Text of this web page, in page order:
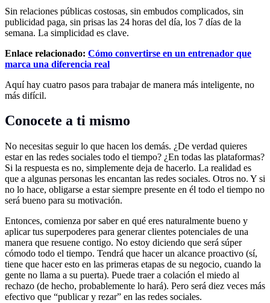
Sin relaciones públicas costosas, sin embudos complicados, sin
publicidad paga, sin prisas las 24 horas del día, los 7 días de la
semana. La simplicidad es clave.
Enlace relacionado: Cómo convertirse en un entrenador que
marca una diferencia real
Aquí hay cuatro pasos para trabajar de manera más inteligente, no
más difícil.
Conocete a ti mismo
No necesitas seguir lo que hacen los demás. ¿De verdad quieres
estar en las redes sociales todo el tiempo? ¿En todas las plataformas?
Si la respuesta es no, simplemente deja de hacerlo. La realidad es
que a algunas personas les encantan las redes sociales. Otros no. Y si
no lo hace, obligarse a estar siempre presente en él todo el tiempo no
será bueno para su motivación.
Entonces, comienza por saber en qué eres naturalmente bueno y
aplicar tus superpoderes para generar clientes potenciales de una
manera que resuene contigo. No estoy diciendo que será súper
cómodo todo el tiempo. Tendrá que hacer un alcance proactivo (sí,
tiene que hacer esto en las primeras etapas de su negocio, cuando la
gente no llama a su puerta). Puede traer a colación el miedo al
rechazo (de hecho, probablemente lo hará). Pero será diez veces más
efectivo que “publicar y rezar” en las redes sociales.